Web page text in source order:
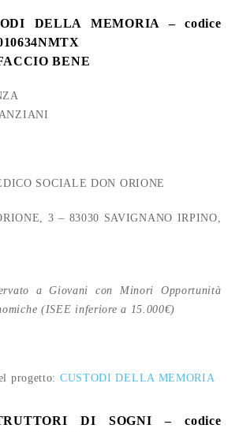
DELLA MEMORIA – codice
BENE
SOCIALE DON ORIONE
3 – 83030 SAVIGNANO IRPINO,
a Giovani con Minori Opportunità
(ISEE inferiore a 15.000€)
progetto: CUSTODI DELLA MEMORIA
DI SOGNI – codice